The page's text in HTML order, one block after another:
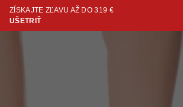
ZÍSKAJTE ZĽAVU AŽ DO 319 €
UŠETRIŤ